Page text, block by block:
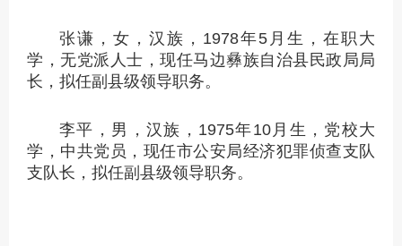
张谦，女，汉族，1978年5月生，在职大
学，无党派人士，现任马边彝族自治县民政局局
长，拟任副县级领导职务。
李平，男，汉族，1975年10月生，党校大
学，中共党员，现任市公安局经济犯罪侦查支队
支队长，拟任副县级领导职务。